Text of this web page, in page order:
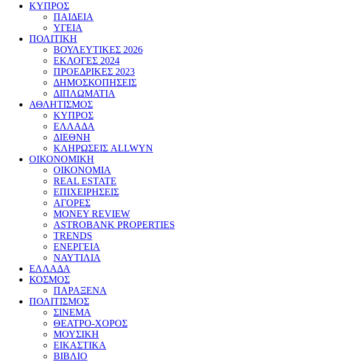
ΚΥΠΡΟΣ
ΠΑΙΔΕΙΑ
ΥΓΕΙΑ
ΠΟΛΙΤΙΚΗ
ΒΟΥΛΕΥΤΙΚΕΣ 2026
ΕΚΛΟΓΕΣ 2024
ΠΡΟΕΔΡΙΚΕΣ 2023
ΔΗΜΟΣΚΟΠΗΣΕΙΣ
ΔΙΠΛΩΜΑΤΙΑ
ΑΘΛΗΤΙΣΜΟΣ
ΚΥΠΡΟΣ
ΕΛΛΑΔΑ
ΔΙΕΘΝΗ
ΚΛΗΡΩΣΕΙΣ ALLWYN
ΟΙΚΟΝΟΜΙΚΗ
ΟΙΚΟΝΟΜΙΑ
REAL ESTATE
ΕΠΙΧΕΙΡΗΣΕΙΣ
ΑΓΟΡΕΣ
MONEY REVIEW
ASTROBANK PROPERTIES
TRENDS
ΕΝΕΡΓΕΙΑ
ΝΑΥΤΙΛΙΑ
ΕΛΛΑΔΑ
ΚΟΣΜΟΣ
ΠΑΡΑΞΕΝΑ
ΠΟΛΙΤΙΣΜΟΣ
ΣΙΝΕΜΑ
ΘΕΑΤΡΟ-ΧΟΡΟΣ
ΜΟΥΣΙΚΗ
ΕΙΚΑΣΤΙΚΑ
ΒΙΒΛΙΟ